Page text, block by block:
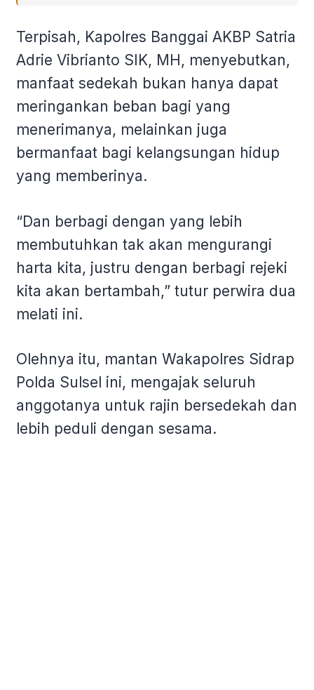
Terpisah, Kapolres Banggai AKBP Satria
Adrie Vibrianto SIK, MH, menyebutkan,
manfaat sedekah bukan hanya dapat
meringankan beban bagi yang
menerimanya, melainkan juga
bermanfaat bagi kelangsungan hidup
yang memberinya.
“Dan berbagi dengan yang lebih
membutuhkan tak akan mengurangi
harta kita, justru dengan berbagi rejeki
kita akan bertambah,” tutur perwira dua
melati ini.
Olehnya itu, mantan Wakapolres Sidrap
Polda Sulsel ini, mengajak seluruh
anggotanya untuk rajin bersedekah dan
lebih peduli dengan sesama.